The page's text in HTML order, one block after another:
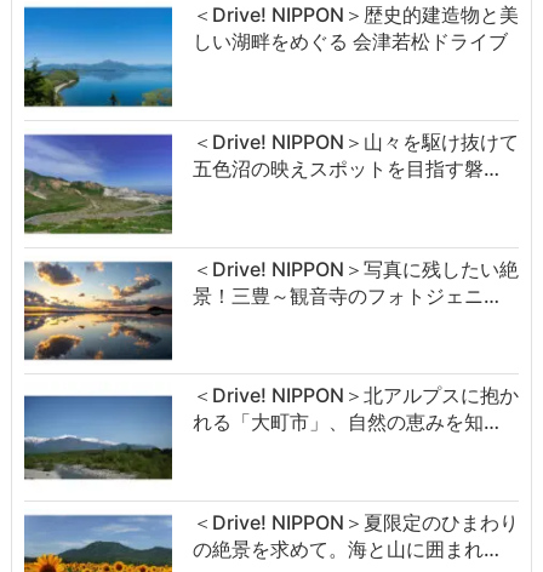
＜Drive! NIPPON＞歴史的建造物と美
しい湖畔をめぐる 会津若松ドライブ
＜Drive! NIPPON＞山々を駆け抜けて
五色沼の映えスポットを目指す磐…
＜Drive! NIPPON＞写真に残したい絶
景！三豊～観音寺のフォトジェニ…
＜Drive! NIPPON＞北アルプスに抱か
れる「大町市」、自然の恵みを知…
＜Drive! NIPPON＞夏限定のひまわり
の絶景を求めて。海と山に囲まれ…